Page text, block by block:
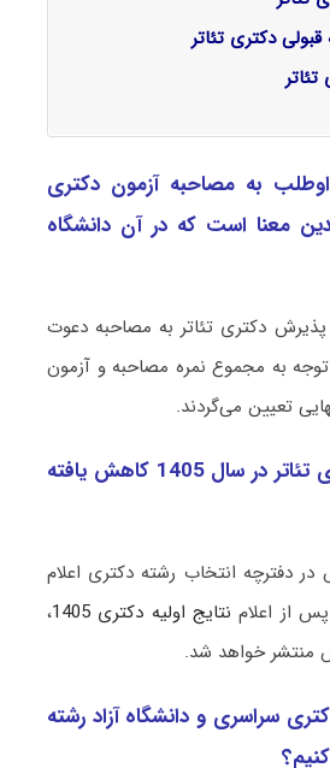
قبولی دکتری تئاتر
به مصاحبه آزمون دکتری
معنا است که در آن دانشگاه
پذیرش دکتری ﺗﺌﺎﺗﺮ به مصاحبه دعوت
به مجموع نمره مصاحبه و آزمون
تعیین می‌گردند.
ظرفیت آزمون دکتری ﺗﺌﺎﺗﺮ در سال 1405 کاهش یافته
دفترچه انتخاب رشته دکتری اعلام
از اعلام نتایج اولیه دکتری 1405
،
منتشر خواهد شد.
سراسری و دانشگاه آزاد رشته